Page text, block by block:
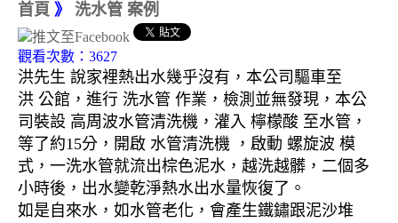
首頁 》 洗水管 案例
觀看次數：3627
洪先生 說家裡熱出水幾乎沒有，本公司驅車至
洪 公館，進行 洗水管 作業，檢測並無發現，本公
司裝設 高周波水管清洗機，灌入 檸檬酸 至水管，
等了約15分，開啟 水管清洗機 ，啟動 螺旋波 模
式，一洗水管就流出棕色泥水，越洗越髒，二個多
小時後，出水變乾淨熱水出水量恢復了。
如是自來水，如水管老化，會產生鐵鏽跟泥沙堆